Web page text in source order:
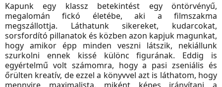
Kapunk egy klassz betekintést egy öntörvényű,
megalomán fickó életébe, aki a filmszakma
megszállottja. Láthatunk sikereket, kudarcokat,
sorsfordító pillanatok és közben azon kapjuk magunkat,
hogy amikor épp minden veszni látszik, nekiállunk
szurkolni ennek kissé különc figurának. Eddig is
egyértelmű volt számomra, hogy a pasi zseniális és
őrülten kreatív, de ezzel a könyvvel azt is láthatom, hogy